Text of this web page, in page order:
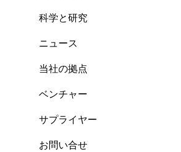
科学と研究
ニュース
当社の拠点
ベンチャー
サプライヤー
お問い合せ